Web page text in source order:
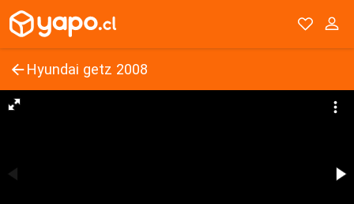
Hyundai getz 2008